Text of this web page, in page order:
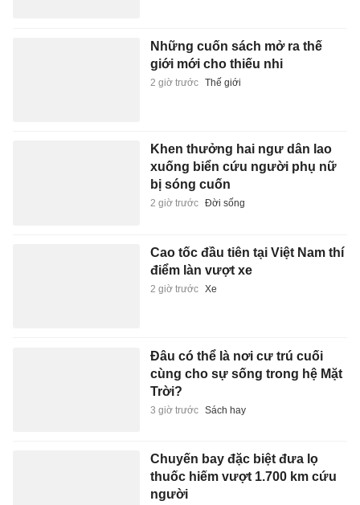
Những cuốn sách mở ra thế
giới mới cho thiếu nhi
2 giờ trước Thế giới
Khen thưởng hai ngư dân lao
xuống biển cứu người phụ nữ
bị sóng cuốn
2 giờ trước Đời sống
Cao tốc đầu tiên tại Việt Nam thí
điểm làn vượt xe
2 giờ trước Xe
Đâu có thể là nơi cư trú cuối
cùng cho sự sống trong hệ Mặt
Trời?
3 giờ trước Sách hay
Chuyến bay đặc biệt đưa lọ
thuốc hiếm vượt 1.700 km cứu
người